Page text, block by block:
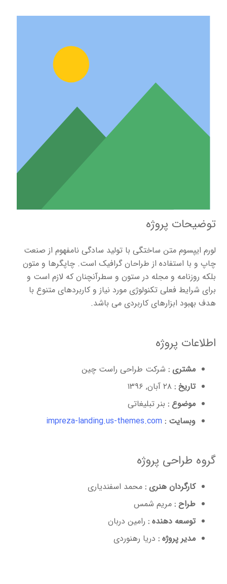
توضیحات پروژه
لورم ایپسوم متن ساختگی با تولید سادگی نامفهوم از صنعت
چاپ و با استفاده از طراحان گرافیک است. چاپگرها و متون
بلکه روزنامه و مجله در ستون و سطرآنچنان که لازم است و
برای شرایط فعلی تکنولوژی مورد نیاز و کاربردهای متنوع با
هدف بهبود ابزارهای کاربردی می باشد.
اطلاعات پروژه
مشتری :شرکت طراحی راست چین
تاریخ :۲۸ آبان, ۱۳۹۶
موضوع :بنر تبلیغاتی
وبسایت : impreza-landing.us-themes.com
گروه طراحی پروژه
کارگردان هنری :محمد اسفندیاری
طراح :مریم شمس
توسعه دهنده :رامین دربان
مدیر پروژه :دریا رهنوردی